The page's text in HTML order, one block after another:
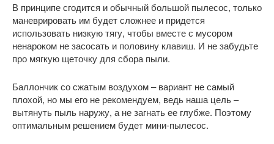
В принципе сгодится и обычный большой пылесос, только
маневрировать им будет сложнее и придется
использовать низкую тягу, чтобы вместе с мусором
ненароком не засосать и половину клавиш. И не забудьте
про мягкую щеточку для сбора пыли.
Баллончик со сжатым воздухом – вариант не самый
плохой, но мы его не рекомендуем, ведь наша цель –
вытянуть пыль наружу, а не загнать ее глубже. Поэтому
оптимальным решением будет мини-пылесос.